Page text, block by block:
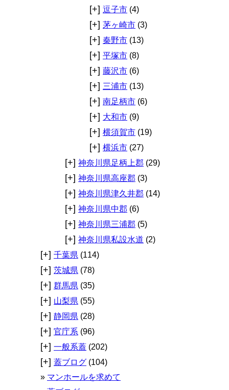
[+] 逗子市 (4)
[+] 茅ヶ崎市 (3)
[+] 秦野市 (13)
[+] 平塚市 (8)
[+] 藤沢市 (6)
[+] 三浦市 (13)
[+] 南足柄市 (6)
[+] 大和市 (9)
[+] 横須賀市 (19)
[+] 横浜市 (27)
[+] 神奈川県足柄上郡 (29)
[+] 神奈川県高座郡 (3)
[+] 神奈川県津久井郡 (14)
[+] 神奈川県中郡 (6)
[+] 神奈川県三浦郡 (5)
[+] 神奈川県私設水道 (2)
[+] 千葉県 (114)
[+] 茨城県 (78)
[+] 群馬県 (35)
[+] 山梨県 (55)
[+] 静岡県 (28)
[+] 官庁系 (96)
[+] 一般系蓋 (202)
[+] 蓋ブログ (104)
マンホールを求めて